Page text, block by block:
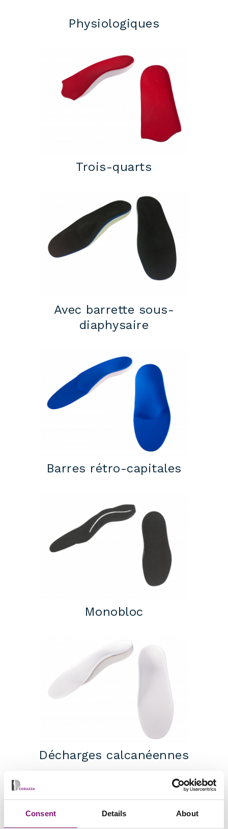
Consent Details About
Physiologiques
Trois-quarts
Avec barrette sous-
diaphysaire
Barres rétro-capitales
Monobloc
Décharges calcanéennes